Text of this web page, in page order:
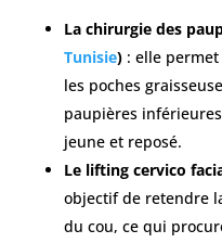
La chirurgie des
Tunisie): elle permet
les poches
paupières
jeune et reposé.
Le lifting cervico
objectif de retendre
du cou, ce qui